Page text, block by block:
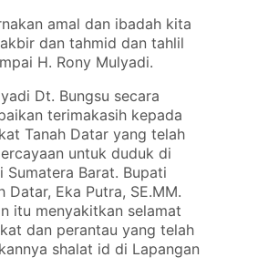
amal dan ibadah kita
dan tahmid dan tahlil
H. Rony Mulyadi.
Dt. Bungsu secara
terimakasih kepada
Tanah Datar yang telah
untuk duduk di
Sumatera Barat. Bupati
Datar, Eka Putra, SE.MM.
itu menyakitkan selamat
dan perantau yang telah
shalat id di Lapangan